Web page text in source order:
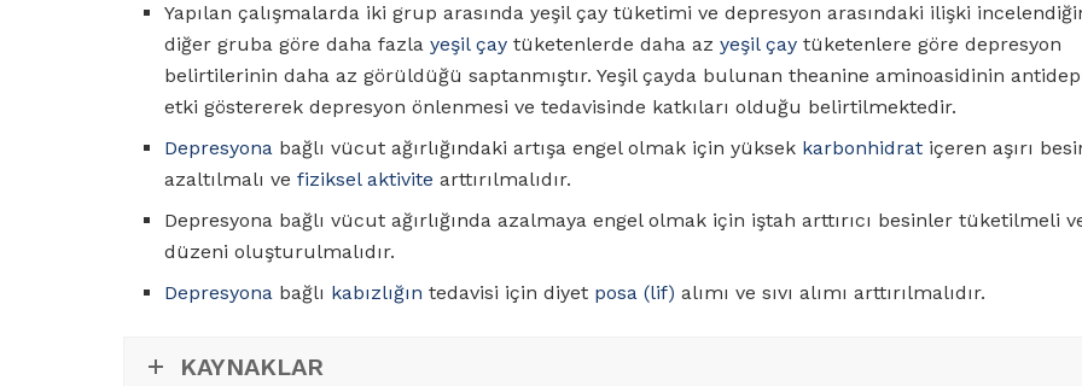
Yapılan çalışmalarda iki grup arasında yeşil çay tüketimi ve depresyon arasındaki ilişki
diğer gruba göre daha fazlayeşil çay tüketenlerde daha azyeşil çay tüketenlere göre depresyon
belirtilerinin daha az görüldüğü saptanmıştır. Yeşil çayda bulunan theanine aminoasidinin
etki göstererek depresyon önlenmesi ve tedavisinde katkıları olduğu belirtilmektedir.
Depresyona bağlı vücut ağırlığındaki artışa engel olmak için yüksek karbonhidrat içeren aşırı
azaltılmalı vefiziksel aktivite arttırılmalıdır.
Depresyona bağlı vücut ağırlığında azalmaya engel olmak için iştah arttırıcı besinler tüketilmeli
düzeni oluşturulmalıdır.
Depresyona bağlı kabızlığın tedavisi için diyet posa (lif) alımı ve sıvı alımı arttırılmalıdır.
KAYNAKLAR